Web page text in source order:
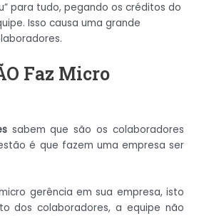
para tudo, pegando os créditos do
Isso causa uma grande
Faz Micro
sabem que são os colaboradores
é que fazem uma empresa ser
gerência em sua empresa, isto
dos colaboradores, a equipe não